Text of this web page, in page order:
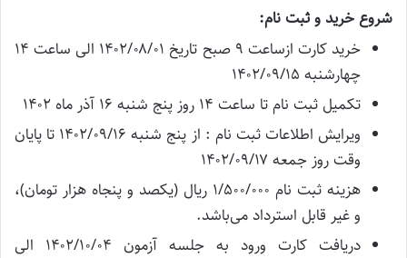
شروع خرید و ثبت نام:
خرید کارت ازساعت ۹ صبح تاریخ ۱۴۰۲/۰۸/۰۱ الی ساعت ۱۴
چهارشنبه ۱۴۰۲/۰۹/۱۵
تکمیل ثبت نام تا ساعت ۱۴ روز پنج شنبه ۱۶ آذر ماه ۱۴۰۲
ویرایش اطلاعات ثبت نام : از پنج شنبه ۱۴۰۲/۰۹/۱۶ تا پایان
وقت روز جمعه ۱۴۰۲/۰۹/۱۷
هزینه ثبت نام ۱/۵۰۰/۰۰۰ ریال (یکصد و پنجاه هزار تومان)،
و غیر قابل استرداد می‌باشد.
دریافت کارت ورود به جلسه آزمون ۱۴۰۲/۱۰/۰۴ الی